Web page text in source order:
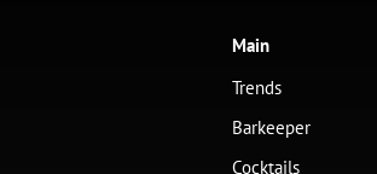
Main
Trends
Barkeeper
Cocktails